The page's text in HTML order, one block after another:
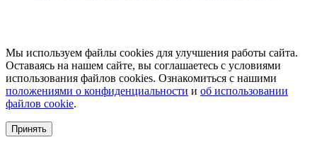
Мы используем файлы cookies для улучшения работы сайта.
Оставаясь на нашем сайте, вы соглашаетесь с условиями
использования файлов cookies. Ознакомиться с нашими
положениями о конфиденциальности и об использовании
файлов cookie.
Принять